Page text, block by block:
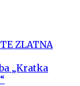
ZLATNA
„Kratka